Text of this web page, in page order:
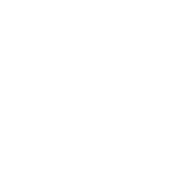
En aquella
contratada
incluso se
donde tratan